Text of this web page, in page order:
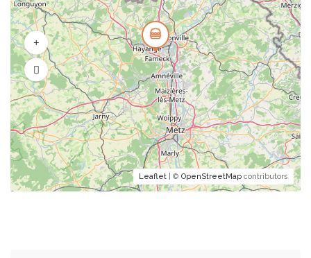
Leaflet | © OpenStreetMap contributors